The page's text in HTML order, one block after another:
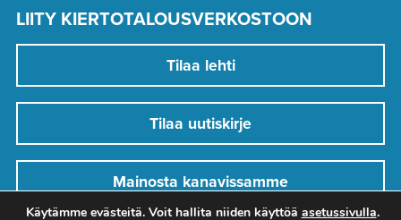
LIITY KIERTOTALOUSVERKOSTOON
Tilaa lehti
Tilaa uutiskirje
Mainosta kanavissamme
Käytämme evästeitä. Voit hallita niiden käyttöä asetussivulla.